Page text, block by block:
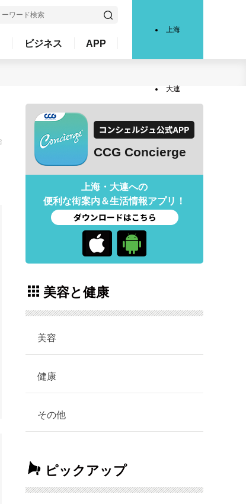
上海
大連
ビジネス APP
CCG Concierge
上海・大連への
便利な街案内＆生活情報アプリ！
美容と健康
美容
健康
その他
ピックアップ